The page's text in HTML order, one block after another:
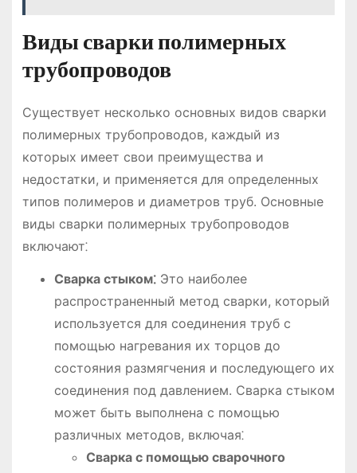
Виды сварки полимерных
трубопроводов
Существует несколько основных видов сварки
полимерных трубопроводов, каждый из
которых имеет свои преимущества и
недостатки, и применяется для определенных
типов полимеров и диаметров труб. Основные
виды сварки полимерных трубопроводов
включают⁚
Сварка стыком⁚Это наиболее
распространенный метод сварки, который
используется для соединения труб с
помощью нагревания их торцов до
состояния размягчения и последующего их
соединения под давлением. Сварка стыком
может быть выполнена с помощью
различных методов, включая⁚
Сварка с помощью сварочного